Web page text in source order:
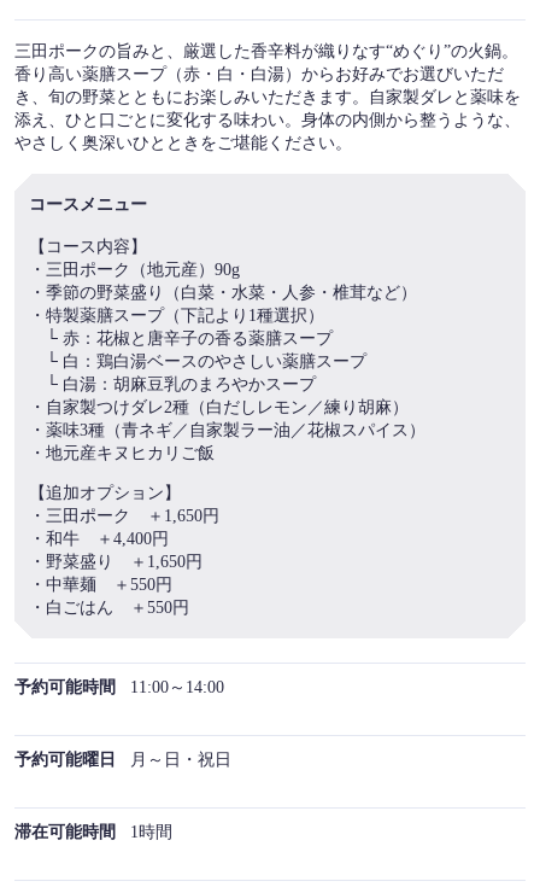
三田ポークの旨みと、厳選した香辛料が織りなす“めぐり”の火鍋。
香り高い薬膳スープ（赤・白・白湯）からお好みでお選びいただ
き、旬の野菜とともにお楽しみいただきます。自家製ダレと薬味を
添え、ひと口ごとに変化する味わい。身体の内側から整うような、
やさしく奥深いひとときをご堪能ください。
コースメニュー
【コース内容】
・三田ポーク（地元産）90g
・季節の野菜盛り（白菜・水菜・人参・椎茸など）
・特製薬膳スープ（下記より1種選択）
└ 赤：花椒と唐辛子の香る薬膳スープ
└ 白：鶏白湯ベースのやさしい薬膳スープ
└ 白湯：胡麻豆乳のまろやかスープ
・自家製つけダレ2種（白だしレモン／練り胡麻）
・薬味3種（青ネギ／自家製ラー油／花椒スパイス）
・地元産キヌヒカリご飯
【追加オプション】
・三田ポーク ＋1,650円
・和牛 ＋4,400円
・野菜盛り ＋1,650円
・中華麺 ＋550円
・白ごはん ＋550円
予約可能時間 11:00～14:00
予約可能曜日 月～日・祝日
滞在可能時間 1時間
この店舗情報をシェアする
【ランチ】有馬の恵み、身体整う薬膳火鍋膳 ー三田ポーク
と地元野菜ー | 織─Ori.─ by Wellbe
兵庫県神戸市北区有馬町332番
https://washokurestaurant-ori.owst.jp/courses/218814039
お店情報をコピー